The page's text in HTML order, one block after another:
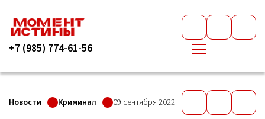
+7 (985) 774-61-56
Новости Криминал 09 сентября 2022